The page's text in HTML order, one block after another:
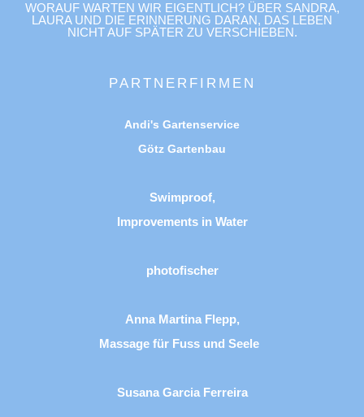
WORAUF WARTEN WIR EIGENTLICH? ÜBER SANDRA,
LAURA UND DIE ERINNERUNG DARAN, DAS LEBEN
NICHT AUF SPÄTER ZU VERSCHIEBEN.
PARTNERFIRMEN
Andi's Gartenservice
Götz Gartenbau
Swimproof,
Improvements in Water
photofischer
Anna Martina Flepp,
Massage für Fuss und Seele
Susana Garcia Ferreira